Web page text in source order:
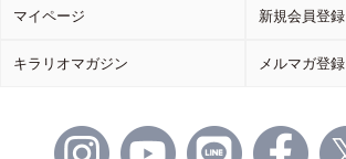
マイページ 新規会員登録
キラリオマガジン メルマガ登録